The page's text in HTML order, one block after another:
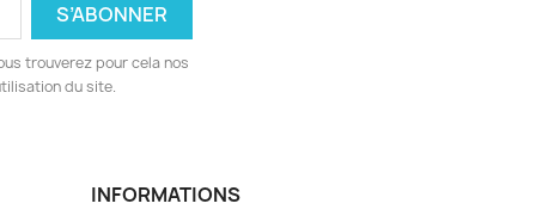
trouverez pour cela nos
du site.
INFORMATIONS